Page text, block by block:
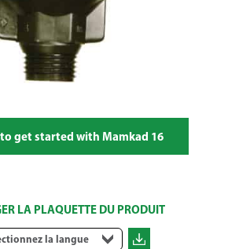
get started with Mamkad 16
LA PLAQUETTE DU PRODUIT
la langue